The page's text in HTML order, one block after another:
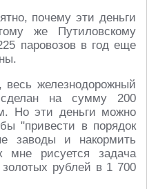
почему эти деньги
же Путиловскому
паровозов в год еще
железнодорожный
на сумму 200
Но эти деньги можно
"привести в порядок
заводы и накормить
рисуется задача
рублей в 1 700